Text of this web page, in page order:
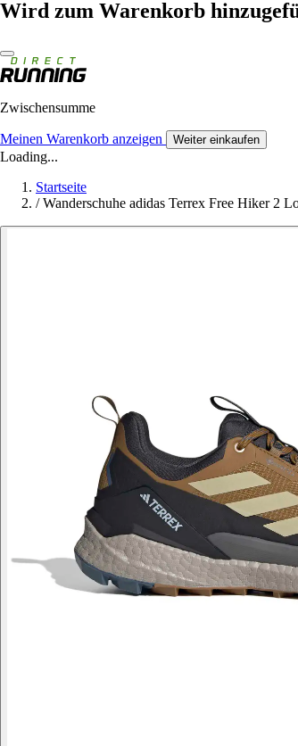
Wird zum Warenkorb
Zwischensumme
Meinen Warenkorb anzeigen Weiter einkaufen
Loading...
Startseite
/ Wanderschuhe adidas Terrex Free Hiker 2